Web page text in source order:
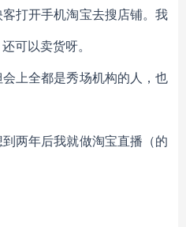
打开手机淘宝去搜店铺。我
可以卖货呀。
上全都是秀场机构的人，也
两年后我就做淘宝直播（的